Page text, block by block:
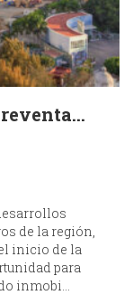
de la región,
inicio de la
para
inmobi...